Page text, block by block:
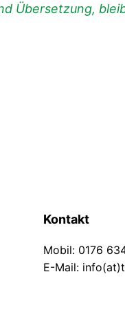
Übersetzung,
Kontakt
Mobil: 0176
E-Mail: